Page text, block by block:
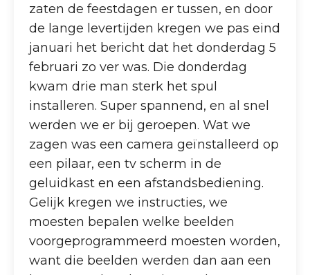
zaten de feestdagen er tussen, en door
de lange levertijden kregen we pas eind
januari het bericht dat het donderdag 5
februari zo ver was. Die donderdag
kwam drie man sterk het spul
installeren. Super spannend, en al snel
werden we er bij geroepen. Wat we
zagen was een camera geïnstalleerd op
een pilaar, een tv scherm in de
geluidkast en een afstandsbediening.
Gelijk kregen we instructies, we
moesten bepalen welke beelden
voorgeprogrammeerd moesten worden,
want die beelden werden dan aan een